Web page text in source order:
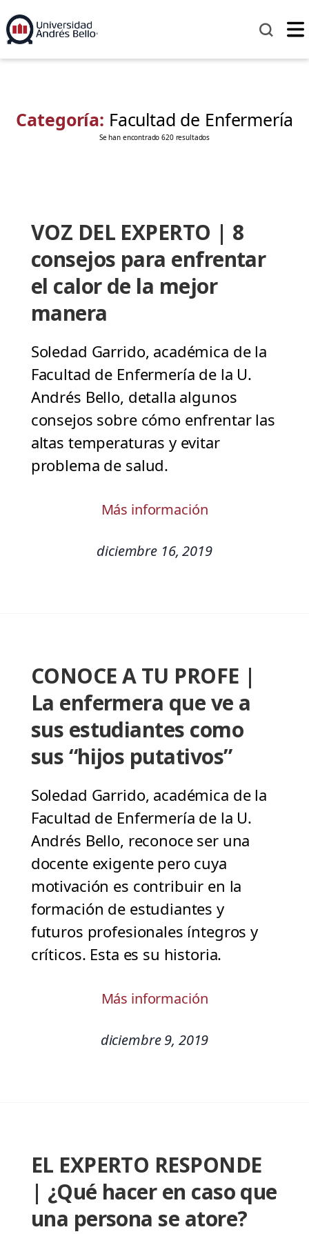
Categoría: Facultad de Enfermería
Se han encontrado 620 resultados
VOZ DEL EXPERTO | 8
consejos para enfrentar
el calor de la mejor
manera
Soledad Garrido, académica de la
Facultad de Enfermería de la U.
Andrés Bello, detalla algunos
consejos sobre cómo enfrentar las
altas temperaturas y evitar
problema de salud.
Más información
diciembre 16, 2019
CONOCE A TU PROFE |
La enfermera que ve a
sus estudiantes como
sus “hijos putativos”
Soledad Garrido, académica de la
Facultad de Enfermería de la U.
Andrés Bello, reconoce ser una
docente exigente pero cuya
motivación es contribuir en la
formación de estudiantes y
futuros profesionales íntegros y
críticos. Esta es su historia.
Más información
diciembre 9, 2019
EL EXPERTO RESPONDE
| ¿Qué hacer en caso que
una persona se atore?